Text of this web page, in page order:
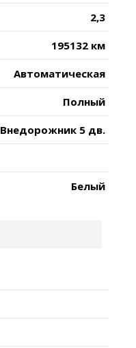
2,3
195132 км
Автоматическая
Полный
Внедорожник 5 дв.
Белый